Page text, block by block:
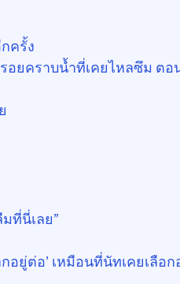
ครั้ง
อยคราบน้ำที่เคยไหลซึม ต
ที่นี่เลย”
ยู่ต่อ’ เหมือนที่นัทเคยเลือ